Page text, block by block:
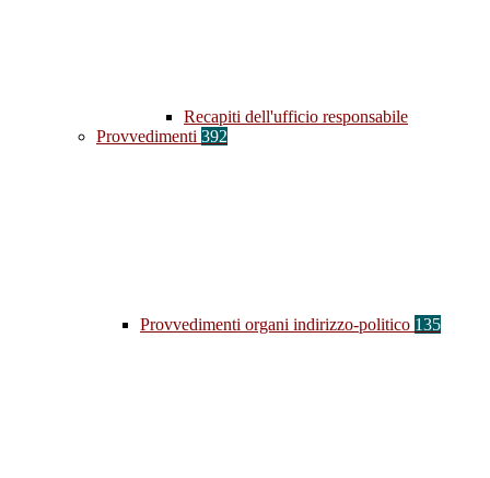
Recapiti dell'ufficio responsabile
Provvedimenti 392
Provvedimenti organi indirizzo-politico 135